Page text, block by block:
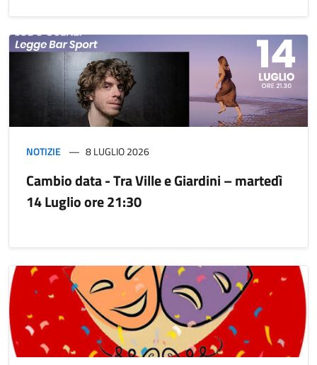
NOTIZIE 8 LUGLIO 2026
Cambio data - Tra Ville e Giardini – martedì
14 Luglio ore 21:30